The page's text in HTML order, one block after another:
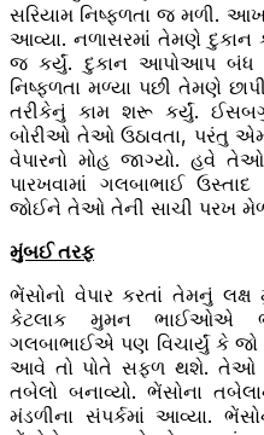
સરિયામ નિષ્ફળતા જ મળી.
આવ્યા. નળાસરમાં તેમણે
જ કર્યું. દુકાન આપોઆપ બંધ
નિષ્ફળતા મળ્યા પછી તેમણે
તરીકેનું કામ શરૂ કર્યું.
બોરીઓ તેઓ ઉઠાવતા, પરંતુ
વેપારનો મોહ જાગ્યો. હવે
પારખવામાં ગલબાભાઈ
જોઈને તેઓ તેની સાચી પરખ
મુંબઈ તરફ
ભેંસોનો વેપાર કરતાં તેમનું
કેટલાક મુમન ભાઈઓએ
ગલબાભાઈએ પણ વિચાર્યું કે જો
આવે તો પોતે સફળ થશે.
તબેલો બનાવ્યો. ભેંસોના
મંડળીના સંપર્કમાં આવ્યા.